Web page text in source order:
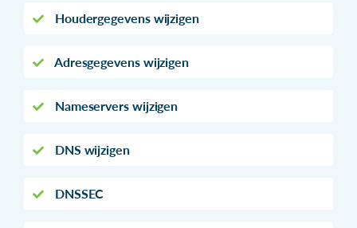
Houdergegevens wijzigen
Adresgegevens wijzigen
Nameservers wijzigen
DNS wijzigen
DNSSEC